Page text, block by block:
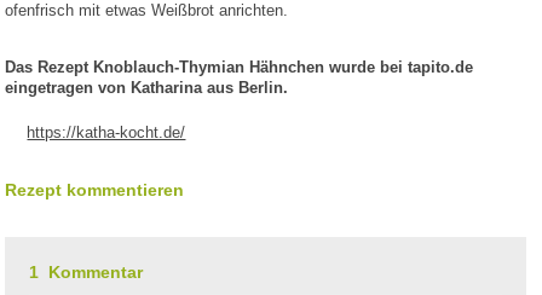
ofenfrisch mit etwas Weißbrot anrichten.
Das Rezept Knoblauch-Thymian Hähnchen wurde bei tapito.de
eingetragen von Katharina aus Berlin.
https://katha-kocht.de/
Rezept kommentieren
1 Kommentar